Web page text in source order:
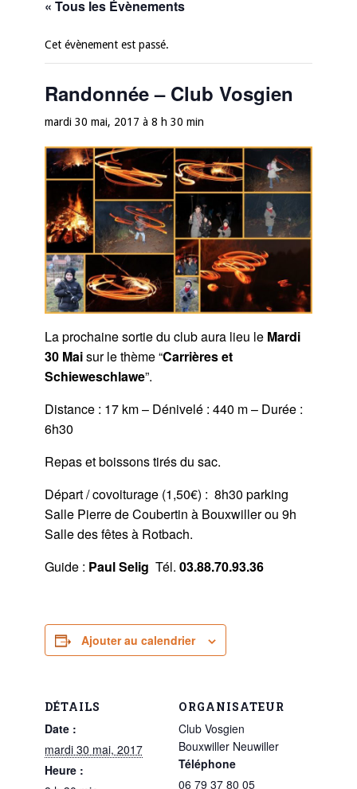
« Tous les Évènements
Cet évènement est passé.
Randonnée – Club Vosgien
mardi 30 mai, 2017 à 8 h 30 min
La prochaine sortie du club aura lieu le Mardi
30 Maisur le thème “Carrières et
Schieweschlawe”.
Distance : 17 km – Dénivelé : 440 m – Durée :
6h30
Repas et boissons tirés du sac.
Départ / covoiturage (1,50€) : 8h30 parking
Salle Pierre de Coubertin à Bouxwiller ou 9h
Salle des fêtes à Rotbach.
Guide : Paul Selig Tél. 03.88.70.93.36
Ajouter au calendrier
DÉTAILS
Date :
mardi 30 mai, 2017
Heure :
ORGANISATEUR
Club Vosgien
Bouxwiller Neuwiller
Téléphone
06 79 37 80 05